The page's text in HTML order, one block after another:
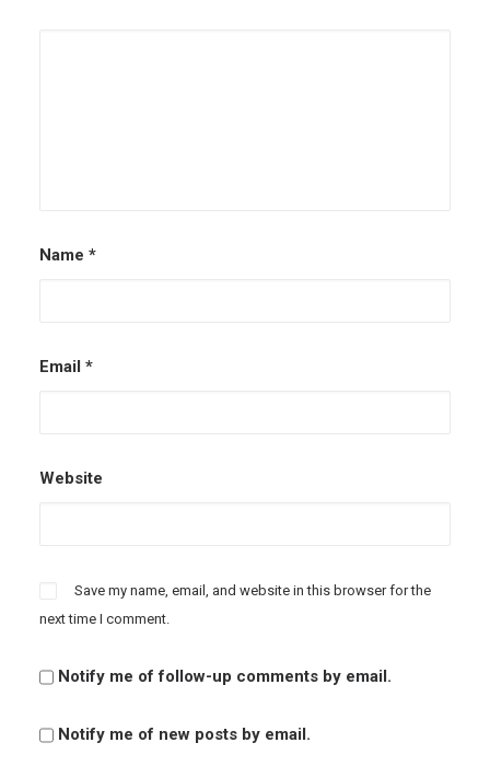
Name *
Email *
Website
Save my name, email, and website in this browser for the
next time I comment.
Notify me of follow-up comments by email.
Notify me of new posts by email.